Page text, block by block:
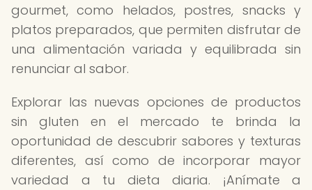
gourmet, como helados, postres, snacks y
platos preparados, que permiten disfrutar de
una alimentación variada y equilibrada sin
renunciar al sabor.
Explorar las nuevas opciones de productos
sin gluten en el mercado te brinda la
oportunidad de descubrir sabores y texturas
diferentes, así como de incorporar mayor
variedad a tu dieta diaria. ¡Anímate a